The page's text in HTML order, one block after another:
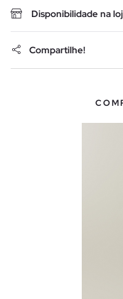
Disponibilidade na
Compartilhe!